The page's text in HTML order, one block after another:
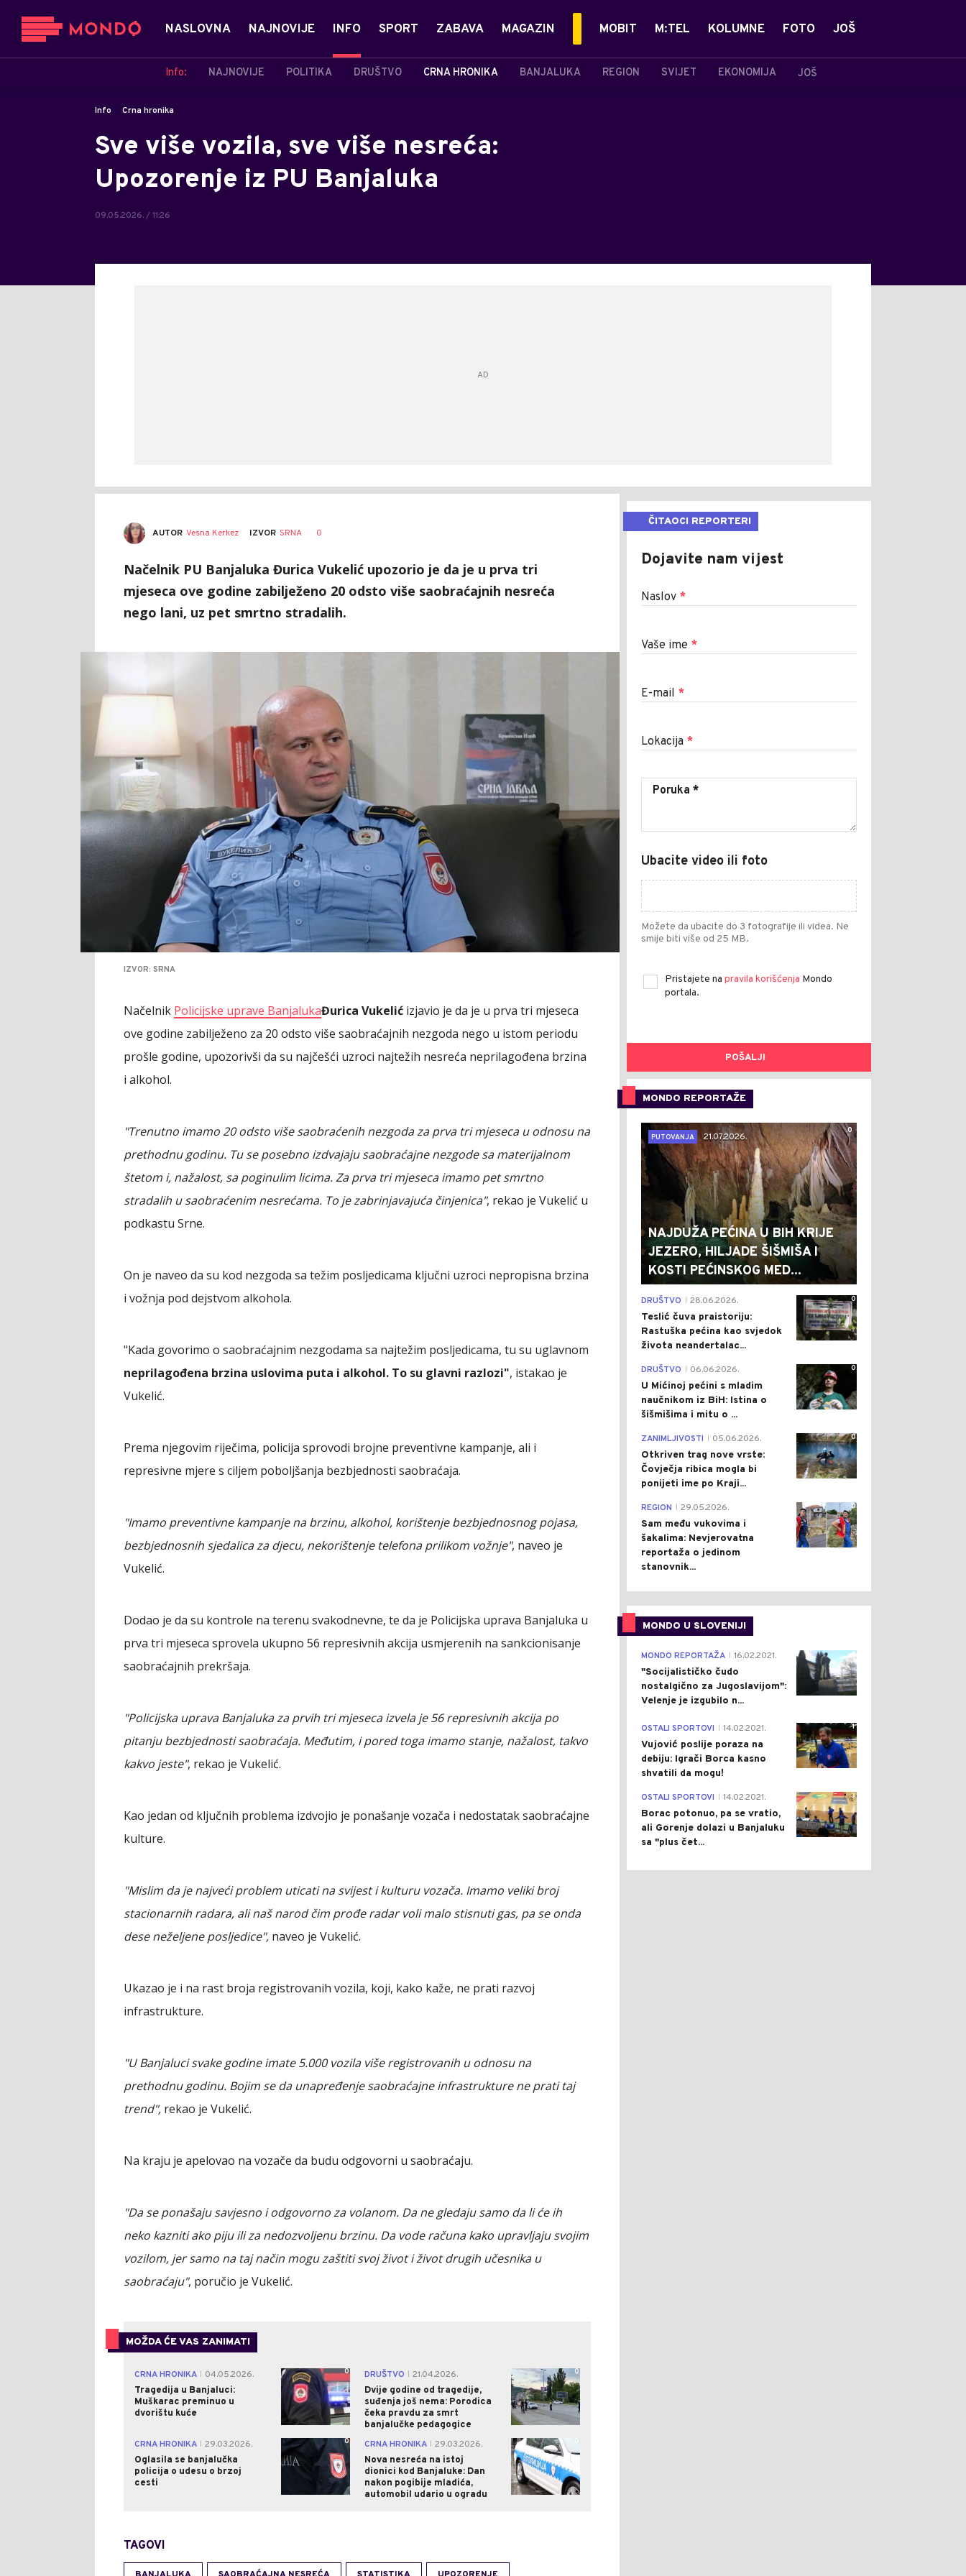
NASLOVNA NAJNOVIJE INFO
Info: NAJNOVIJE POLITIKA DRUŠTVO CRNA HRONIKA BANJALUKA REGION SVIJET EKONOMIJA JOŠ
SPORT ZABAVA MAGAZIN MOBIT M:TEL KOLUMNE FOTO JOŠ
Info Crna hronika
Sve više vozila, sve više nesreća:
Upozorenje iz PU Banjaluka
09.05.2026. / 11:26
AUTOR Vesna Kerkez IZVOR SRNA 0
Načelnik PU Banjaluka Đurica Vukelić upozorio je da je u prva tri
mjeseca ove godine zabilježeno 20 odsto više saobraćajnih nesreća
nego lani, uz pet smrtno stradalih.
IZVOR: SRNA
Načelnik Policijske uprave BanjalukaĐurica Vukelić izjavio je da je u prva tri mjeseca
ove godine zabilježeno za 20 odsto više saobraćajnih nezgoda nego u istom periodu
prošle godine, upozorivši da su najčešći uzroci najtežih nesreća neprilagođena brzina
i alkohol.
"Trenutno imamo 20 odsto više saobraćenih nezgoda za prva tri mjeseca u odnosu na
prethodnu godinu. Tu se posebno izdvajaju saobraćajne nezgode sa materijalnom
štetom i, nažalost, sa poginulim licima. Za prva tri mjeseca imamo pet smrtno
stradalih u saobraćenim nesrećama. To je zabrinjavajuća činjenica", rekao je Vukelić u
podkastu Srne.
On je naveo da su kod nezgoda sa težim posljedicama ključni uzroci nepropisna brzina
i vožnja pod dejstvom alkohola.
"Kada govorimo o saobraćajnim nezgodama sa najtežim posljedicama, tu su uglavnom
neprilagođena brzina uslovima puta i alkohol. To su glavni razlozi", istakao je
Vukelić.
Prema njegovim riječima, policija sprovodi brojne preventivne kampanje, ali i
represivne mjere s ciljem poboljšanja bezbjednosti saobraćaja.
"Imamo preventivne kampanje na brzinu, alkohol, korištenje bezbjednosnog pojasa,
bezbjednosnih sjedalica za djecu, nekorištenje telefona prilikom vožnje", naveo je
Vukelić.
Dodao je da su kontrole na terenu svakodnevne, te da je Policijska uprava Banjaluka u
prva tri mjeseca sprovela ukupno 56 represivnih akcija usmjerenih na sankcionisanje
saobraćajnih prekršaja.
"Policijska uprava Banjaluka za prvih tri mjeseca izvela je 56 represivnih akcija po
pitanju bezbjednosti saobraćaja. Međutim, i pored toga imamo stanje, nažalost, takvo
kakvo jeste", rekao je Vukelić.
Kao jedan od ključnih problema izdvojio je ponašanje vozača i nedostatak saobraćajne
kulture.
"Mislim da je najveći problem uticati na svijest i kulturu vozača. Imamo veliki broj
stacionarnih radara, ali naš narod čim prođe radar voli malo stisnuti gas, pa se onda
dese neželjene posljedice", naveo je Vukelić.
Ukazao je i na rast broja registrovanih vozila, koji, kako kaže, ne prati razvoj
infrastrukture.
"U Banjaluci svake godine imate 5.000 vozila više registrovanih u odnosu na
prethodnu godinu. Bojim se da unapređenje saobraćajne infrastrukture ne prati taj
trend", rekao je Vukelić.
Na kraju je apelovao na vozače da budu odgovorni u saobraćaju.
"Da se ponašaju savjesno i odgovorno za volanom. Da ne gledaju samo da li će ih
neko kazniti ako piju ili za nedozvoljenu brzinu. Da vode računa kako upravljaju svojim
vozilom, jer samo na taj način mogu zaštiti svoj život i život drugih učesnika u
saobraćaju", poručio je Vukelić.
MOŽDA ĆE VAS ZANIMATI
CRNA HRONIKA
04.05.2026.
Tragedija u Banjaluci:
Muškarac preminuo u
dvorištu kuće
0 DRUŠTVO
21.04.2026.
Dvije godine od tragedije,
suđenja još nema: Porodica
čeka pravdu za smrt
banjalučke pedagogice
0
CRNA HRONIKA
29.03.2026.
Oglasila se banjalučka
policija o udesu o brzoj
cesti
0 CRNA HRONIKA
29.03.2026.
Nova nesreća na istoj
dionici kod Banjaluke: Dan
nakon pogibije mladića,
automobil udario u ogradu
0
TAGOVI
ČITAOCI REPORTERI
Dojavite nam vijest
Naslov *
Vaše ime *
E-mail *
Lokacija *
Ubacite video ili foto
Možete da ubacite do 3 fotografije ili videa. Ne
smije biti više od 25 MB.
Pristajete na pravila korišćenja Mondo
portala.
POŠALJI
MONDO REPORTAŽE
0
PUTOVANJA
21.07.2026.
NAJDUŽA PEĆINA U BIH KRIJE
JEZERO, HILJADE ŠIŠMIŠA I
KOSTI PEĆINSKOG MED...
0
DRUŠTVO 28.06.2026.
Teslić čuva praistoriju:
Rastuška pećina kao svjedok
života neandertalac...
0
DRUŠTVO 06.06.2026.
U Mićinoj pećini s mladim
naučnikom iz BiH: Istina o
šišmišima i mitu o ...
0
ZANIMLJIVOSTI 05.06.2026.
Otkriven trag nove vrste:
Čovječja ribica mogla bi
ponijeti ime po Kraji...
0
REGION 29.05.2026.
Sam među vukovima i
šakalima: Nevjerovatna
reportaža o jedinom
stanovnik...
MONDO U SLOVENIJI
4
MONDO REPORTAŽA 16.02.2021.
"Socijalističko čudo
nostalgično za Jugoslavijom":
Velenje je izgubilo n...
1
OSTALI SPORTOVI 14.02.2021.
Vujović poslije poraza na
debiju: Igrači Borca kasno
shvatili da mogu!
3
OSTALI SPORTOVI 14.02.2021.
Borac potonuo, pa se vratio,
ali Gorenje dolazi u Banjaluku
sa "plus čet...